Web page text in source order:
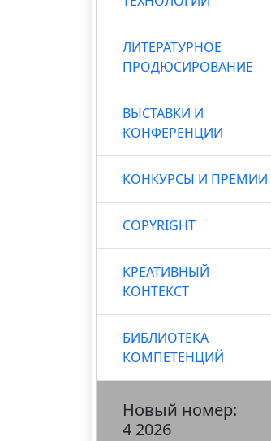
ЛИТЕРАТУРНОЕ
ПРОДЮСИРОВАНИЕ
ВЫСТАВКИ И
КОНФЕРЕНЦИИ
КОНКУРСЫ И ПРЕМИИ
COPYRIGHT
КРЕАТИВНЫЙ
КОНТЕКСТ
БИБЛИОТЕКА
КОМПЕТЕНЦИЙ
Новый номер:
4 2026